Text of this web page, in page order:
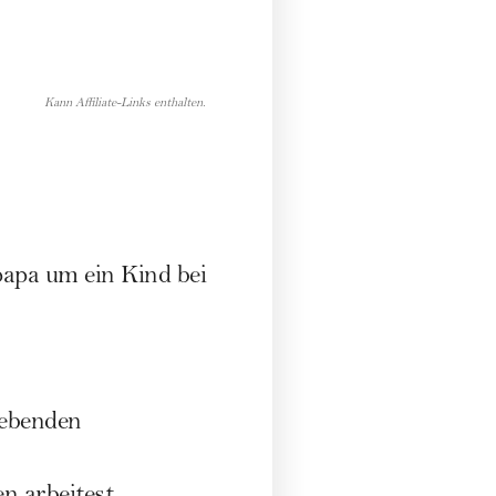
Kann Affiliate-Links enthalten.
um ein Kind bei